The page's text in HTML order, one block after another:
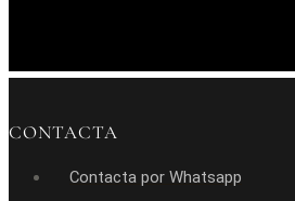
CONTACTA
Contacta por Whatsapp